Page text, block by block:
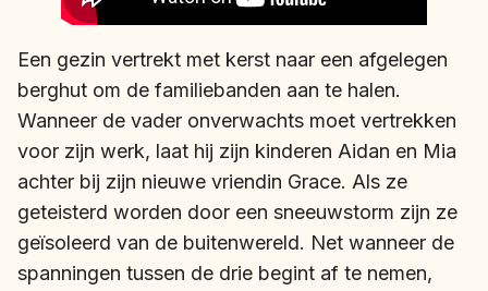
Een gezin vertrekt met kerst naar een afgelegen
berghut om de familiebanden aan te halen.
Wanneer de vader onverwachts moet vertrekken
voor zijn werk, laat hij zijn kinderen Aidan en Mia
achter bij zijn nieuwe vriendin Grace. Als ze
geteisterd worden door een sneeuwstorm zijn ze
geïsoleerd van de buitenwereld. Net wanneer de
spanningen tussen de drie begint af te nemen,